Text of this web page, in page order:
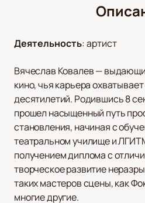
Деятельность:артист
Вячеслав Ковалев —
кино, чья карьера
десятилетий. Родившись 8
прошел насыщенный путь
становления, начиная с
театральном училище и
получением диплома с
творческое развитие
таких мастеров сцены, как
многие другие.